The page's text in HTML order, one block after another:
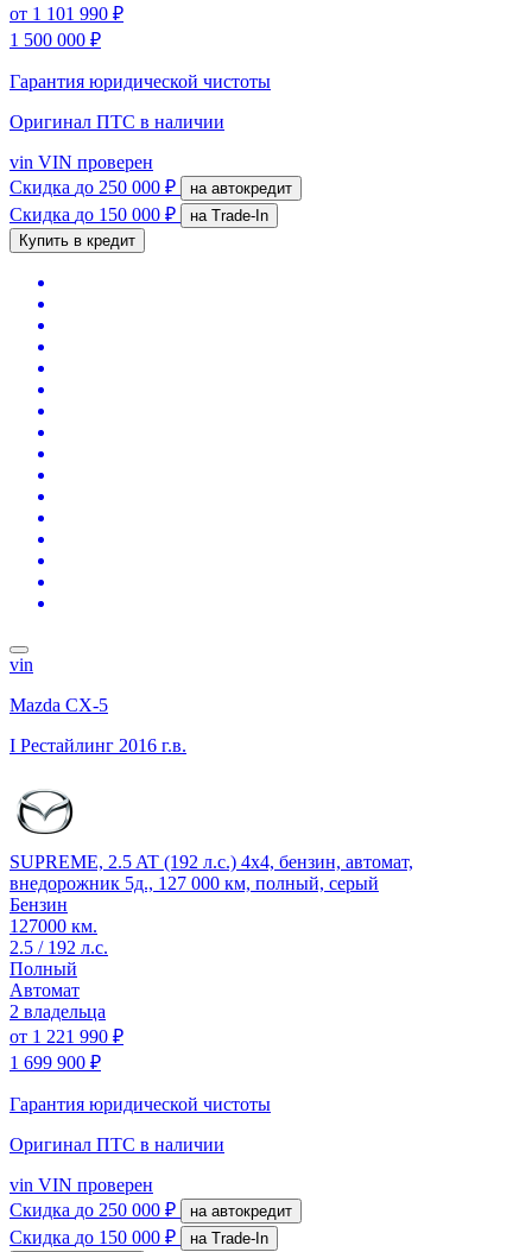
от 1 101 990 ₽
1 500 000 ₽
Гарантия юридической чистоты
Оригинал ПТС в наличии
vin VIN проверен
Скидка до 250 000 ₽ на автокредит
Скидка до 150 000 ₽
на Trade-In
Купить в кредит
vin
Mazda CX-5
I Рестайлинг 2016 г.в.
SUPREME, 2.5 AT (192 л.с.) 4x4, бензин, автомат,
внедорожник 5д., 127 000 км, полный, серый
Бензин
127000 км.
2.5 / 192 л.с.
Полный
Автомат
2 владельца
от 1 221 990 ₽
1 699 900 ₽
Гарантия юридической чистоты
Оригинал ПТС в наличии
vin VIN проверен
Скидка до 250 000 ₽ на автокредит
Скидка до 150 000 ₽
на Trade-In